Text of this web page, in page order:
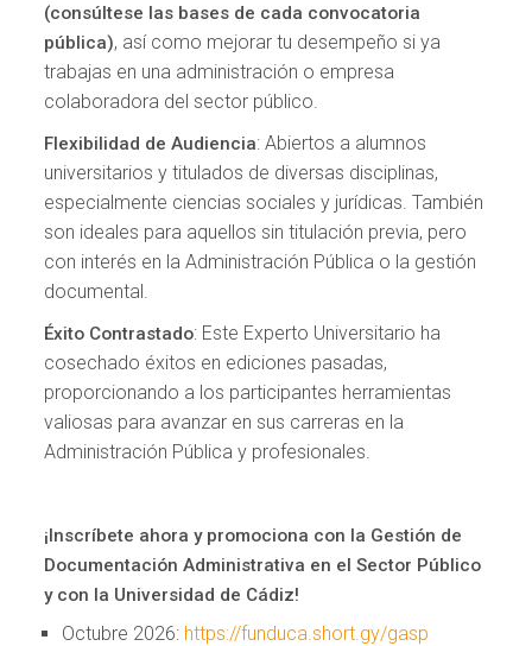
(consúltese las bases de cada convocatoria
pública), así como mejorar tu desempeño si ya
trabajas en una administración o empresa
colaboradora del sector público.
Flexibilidad de Audiencia: Abiertos a alumnos
universitarios y titulados de diversas disciplinas,
especialmente ciencias sociales y jurídicas. También
son ideales para aquellos sin titulación previa, pero
con interés en la Administración Pública o la gestión
documental.
Éxito Contrastado: Este Experto Universitario ha
cosechado éxitos en ediciones pasadas,
proporcionando a los participantes herramientas
valiosas para avanzar en sus carreras en la
Administración Pública y profesionales.
¡Inscríbete ahora y promociona con la Gestión de
Documentación Administrativa en el Sector Público
y con la Universidad de Cádiz!
Octubre 2026: https://funduca.short.gy/gasp